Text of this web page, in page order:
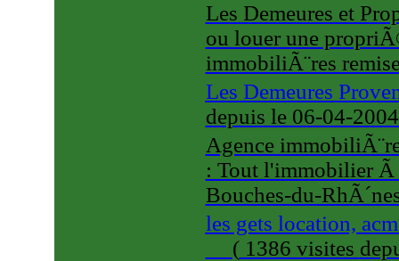
Les Demeures et
ou louer une
immobiliÃ¨res
Les Demeures
depuis le 06-04-
Agence
: Tout l'immobilier
Bouches-du-
les gets location,
(1386 visites